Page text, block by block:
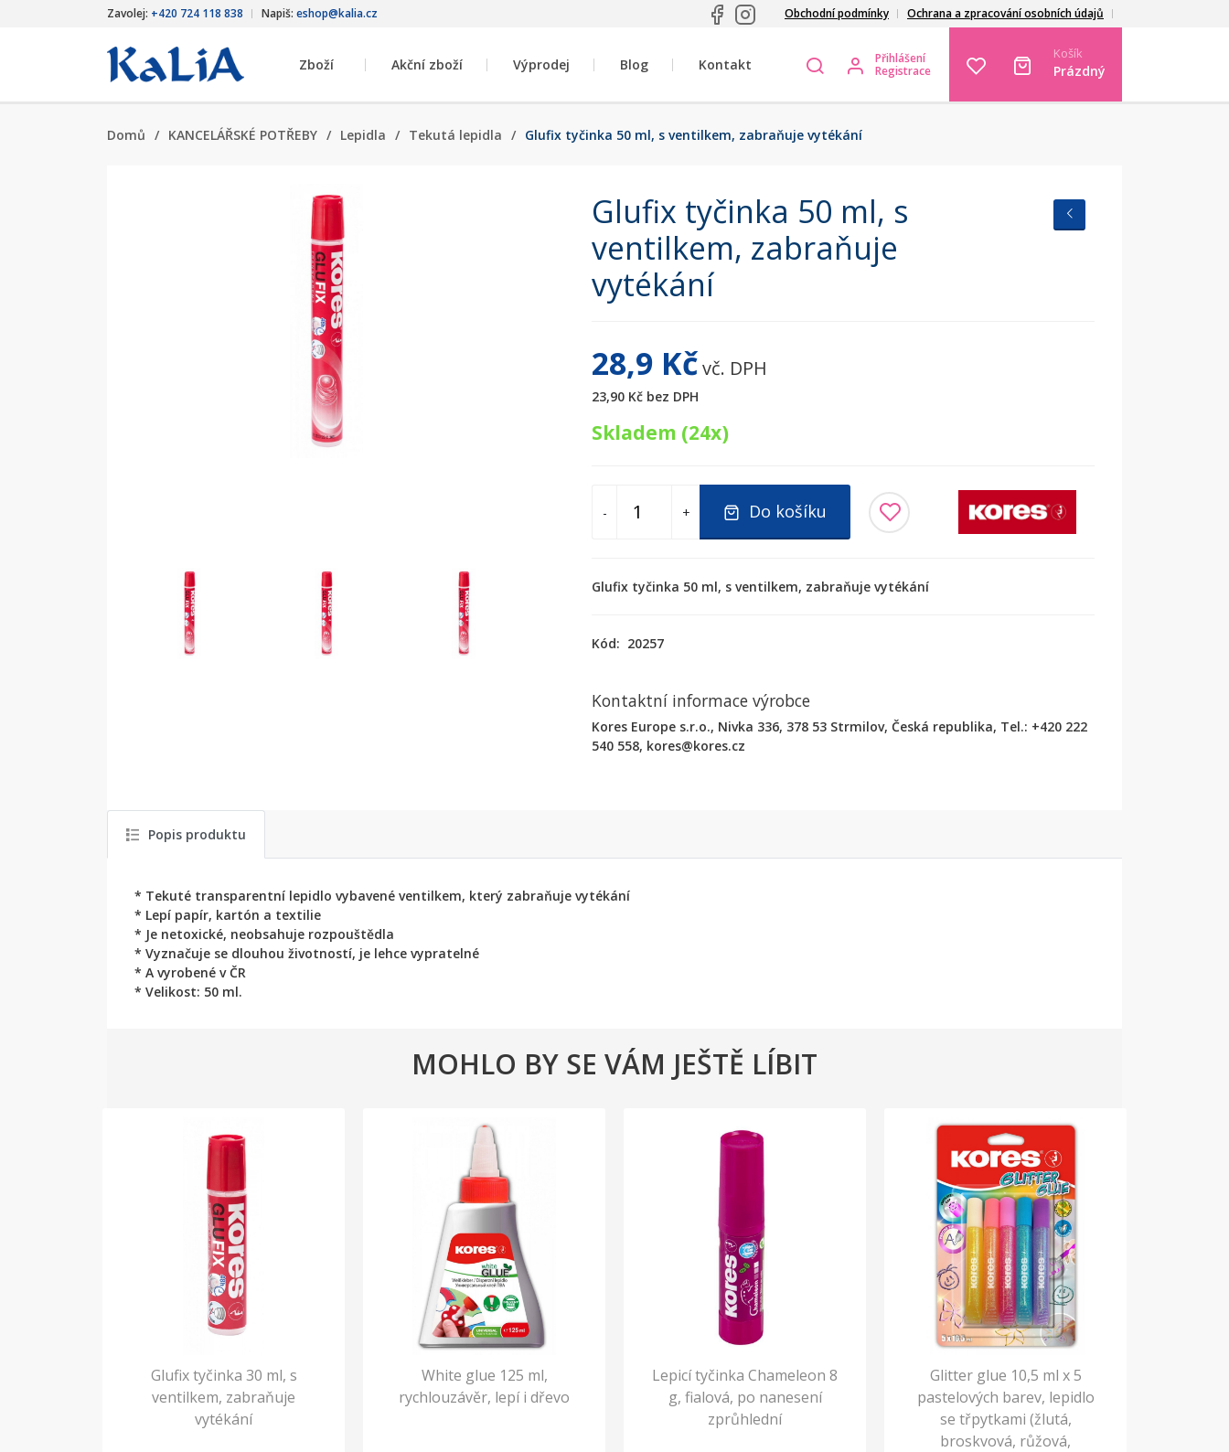
Zavolej: +420 724 118 838 Napiš: eshop@kalia.cz Obchodní podmínky Ochrana a zpracování osobních údajů
Zboží Akční zboží Výprodej Blog Kontakt
Přihlášení
Registrace
Košík
Prázdný
Domů / KANCELÁŘSKÉ POTŘEBY / Lepidla / Tekutá lepidla / Glufix tyčinka 50 ml, s ventilkem, zabraňuje vytékání
Glufix tyčinka 50 ml, s
ventilkem, zabraňuje
vytékání
28,9 Kčvč. DPH
23,90 Kč bez DPH
Skladem (24x)
- + Do košíku
Glufix tyčinka 50 ml, s ventilkem, zabraňuje vytékání
Kód: 20257
Kontaktní informace výrobce
Kores Europe s.r.o., Nivka 336, 378 53 Strmilov, Česká republika, Tel.: +420 222
540 558, kores@kores.cz
Popis produktu
* Tekuté transparentní lepidlo vybavené ventilkem, který zabraňuje vytékání
* Lepí papír, kartón a textilie
* Je netoxické, neobsahuje rozpouštědla
* Vyznačuje se dlouhou životností, je lehce vypratelné
* A vyrobené v ČR
* Velikost: 50 ml.
MOHLO BY SE VÁM JEŠTĚ LÍBIT
Glufix tyčinka 30 ml, s
ventilkem, zabraňuje
vytékání
White glue 125 ml,
rychlouzávěr, lepí i dřevo
Lepicí tyčinka Chameleon 8
g, fialová, po nanesení
zprůhlední
Glitter glue 10,5 ml x 5
pastelových barev, lepidlo
se třpytkami (žlutá,
broskvová, růžová,